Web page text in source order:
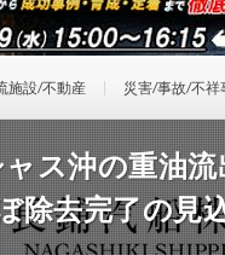
施設/不動産 災害/事故/不祥
ス沖の重油
除去完了の見